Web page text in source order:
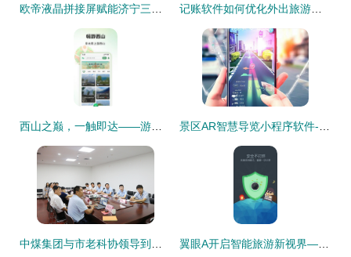
欧帝液晶拼接屏赋能济宁三号煤矿安全，旅游软件在产业融合中的新探索 记账软件如何优化外出旅游与景区管理体验
西山之巅，一触即达——游西山旅游app官方版 v1.0.0正式发布 景区AR智慧导览小程序软件-AR导览产品设计需求成品搭建
中煤集团与市老科协领导到济宁市智建科技孵化基地考察合作 翼眼A开启智能旅游新视界——旅游软件研发的技术与文化要点